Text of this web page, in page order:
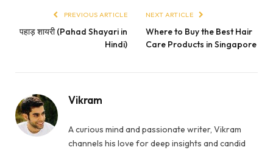
PREVIOUS ARTICLE
पहाड़ शायरी (Pahad Shayari in
Hindi)
NEXT ARTICLE
Where to Buy the Best Hair
Care Products in Singapore
Vikram
A curious mind and passionate writer, Vikram
channels his love for deep insights and candid